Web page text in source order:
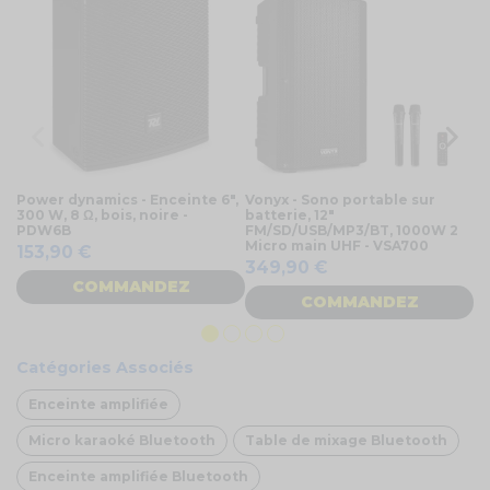
Power dynamics - Enceinte 6",
300 W, 8 Ω, bois, noire -
PDW6B
153,90 €
COMMANDEZ
Vonyx - Sono portable sur
batterie, 12"
FM/SD/USB/MP3/BT, 1000W 2
Micro main UHF - VSA700
349,90 €
COMMANDEZ
Catégories Associés
Enceinte amplifiée
Micro karaoké Bluetooth Table de mixage Bluetooth
Enceinte amplifiée Bluetooth